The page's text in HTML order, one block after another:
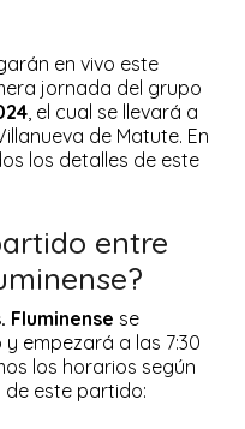
en vivo este
jornada del grupo
, el cual se llevará a
de Matute. En
los detalles de este
entre
Fluminense se
empezará a las 7:30
los horarios según
este partido: